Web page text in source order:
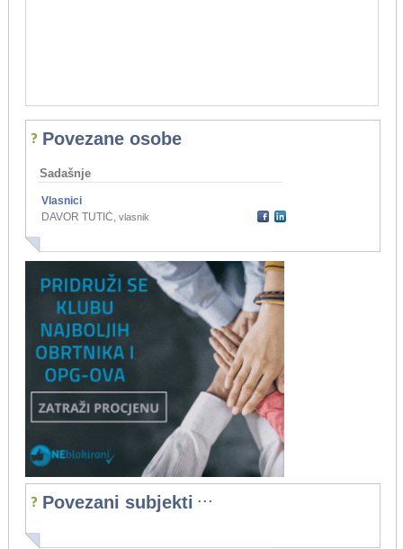
Povezane osobe
Sadašnje
Vlasnici
DAVOR TUTIĆ, vlasnik
Povezani subjekti ...